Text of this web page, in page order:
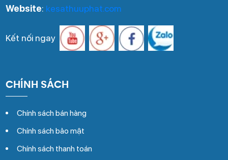
Website: kesathuuphat.com
Kết nối ngay
CHÍNH SÁCH
Chính sách bán hàng
Chính sách bảo mật
Chính sách thanh toán